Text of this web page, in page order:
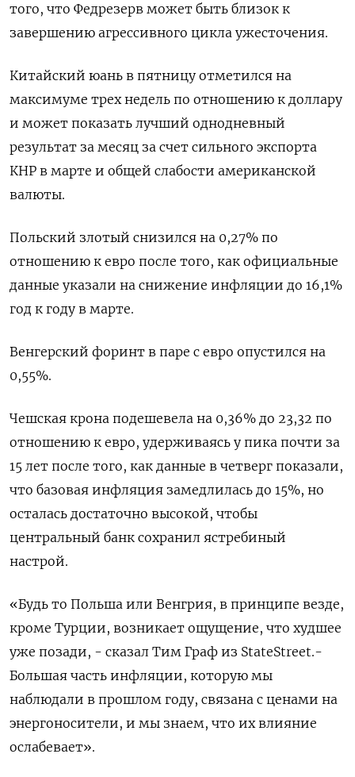
того, что Федрезерв может быть близок к
завершению агрессивного цикла ужесточения.
Китайский юань в пятницу отметился на
максимуме трех недель по отношению к доллару
и может показать лучший однодневный
результат за месяц за счет сильного экспорта
КНР в марте и общей слабости американской
валюты.
Польский злотый снизился на 0,27% по
отношению к евро после того, как официальные
данные указали на снижение инфляции до 16,1%
год к году в марте.
Венгерский форинт в паре с евро опустился на
0,55%.
Чешская крона подешевела на 0,36% до 23,32 по
отношению к евро, удерживаясь у пика почти за
15 лет после того, как данные в четверг показали,
что базовая инфляция замедлилась до 15%, но
осталась достаточно высокой, чтобы
центральный банк сохранил ястребиный
настрой.
«Будь то Польша или Венгрия, в принципе везде,
кроме Турции, возникает ощущение, что худшее
уже позади, - сказал Тим Граф из StateStreet.-
Большая часть инфляции, которую мы
наблюдали в прошлом году, связана с ценами на
энергоносители, и мы знаем, что их влияние
ослабевает».